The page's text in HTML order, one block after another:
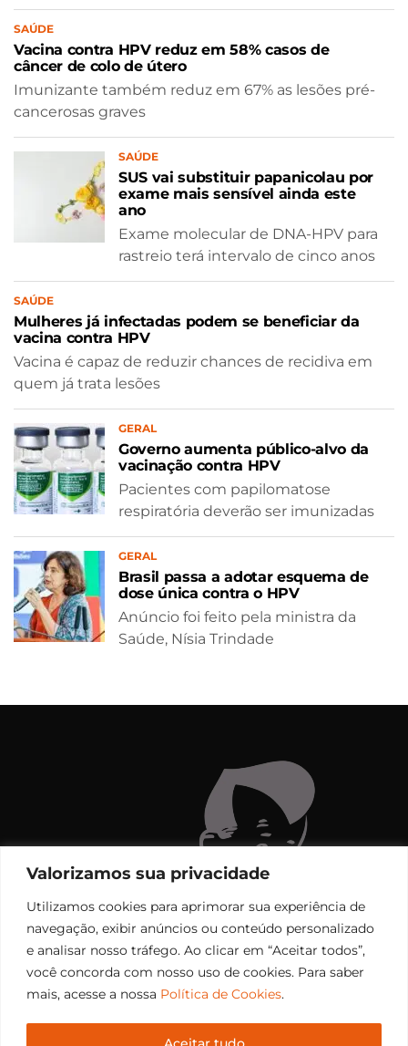
Valorizamos sua privacidade
Utilizamos cookies para aprimorar sua experiência de
navegação, exibir anúncios ou conteúdo personalizado
e analisar nosso tráfego. Ao clicar em “Aceitar todos”,
você concorda com nosso uso de cookies. Para saber
mais, acesse a nossa Política de Cookies.
SAÚDE
Vacina contra HPV reduz em 58% casos de
câncer de colo de útero
Imunizante também reduz em 67% as lesões pré-
cancerosas graves
SAÚDE
SUS vai substituir papanicolau por
exame mais sensível ainda este
ano
Exame molecular de DNA-HPV para
rastreio terá intervalo de cinco anos
SAÚDE
Mulheres já infectadas podem se beneficiar da
vacina contra HPV
Vacina é capaz de reduzir chances de recidiva em
quem já trata lesões
GERAL
Governo aumenta público-alvo da
vacinação contra HPV
Pacientes com papilomatose
respiratória deverão ser imunizadas
GERAL
Brasil passa a adotar esquema de
dose única contra o HPV
Anúncio foi feito pela ministra da
Saúde, Nísia Trindade